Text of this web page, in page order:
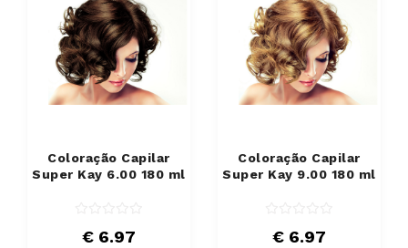
Coloração Capilar
Super Kay 6.00 180 ml
€ 6.97
Coloração Capilar
Super Kay 9.00 180 ml
€ 6.97